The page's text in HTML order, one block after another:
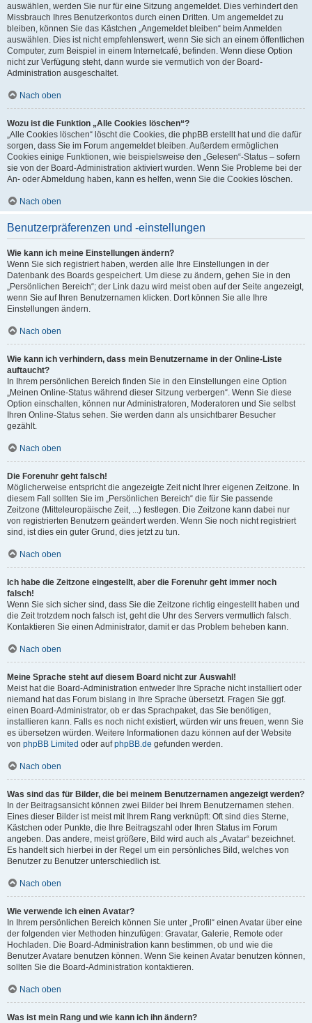
auswählen, werden Sie nur für eine Sitzung angemeldet. Dies verhindert den
Missbrauch Ihres Benutzerkontos durch einen Dritten. Um angemeldet zu
bleiben, können Sie das Kästchen „Angemeldet bleiben“ beim Anmelden
auswählen. Dies ist nicht empfehlenswert, wenn Sie sich an einem öffentlichen
Computer, zum Beispiel in einem Internetcafé, befinden. Wenn diese Option
nicht zur Verfügung steht, dann wurde sie vermutlich von der Board-
Administration ausgeschaltet.
Nach oben
Wozu ist die Funktion „Alle Cookies löschen“?
„Alle Cookies löschen“ löscht die Cookies, die phpBB erstellt hat und die dafür
sorgen, dass Sie im Forum angemeldet bleiben. Außerdem ermöglichen
Cookies einige Funktionen, wie beispielsweise den „Gelesen“-Status – sofern
sie von der Board-Administration aktiviert wurden. Wenn Sie Probleme bei der
An- oder Abmeldung haben, kann es helfen, wenn Sie die Cookies löschen.
Nach oben
Benutzerpräferenzen und -einstellungen
Wie kann ich meine Einstellungen ändern?
Wenn Sie sich registriert haben, werden alle Ihre Einstellungen in der
Datenbank des Boards gespeichert. Um diese zu ändern, gehen Sie in den
„Persönlichen Bereich“; der Link dazu wird meist oben auf der Seite angezeigt,
wenn Sie auf Ihren Benutzernamen klicken. Dort können Sie alle Ihre
Einstellungen ändern.
Nach oben
Wie kann ich verhindern, dass mein Benutzername in der Online-Liste
auftaucht?
In Ihrem persönlichen Bereich finden Sie in den Einstellungen eine Option
„Meinen Online-Status während dieser Sitzung verbergen“. Wenn Sie diese
Option einschalten, können nur Administratoren, Moderatoren und Sie selbst
Ihren Online-Status sehen. Sie werden dann als unsichtbarer Besucher
gezählt.
Nach oben
Die Forenuhr geht falsch!
Möglicherweise entspricht die angezeigte Zeit nicht Ihrer eigenen Zeitzone. In
diesem Fall sollten Sie im „Persönlichen Bereich“ die für Sie passende
Zeitzone (Mitteleuropäische Zeit, ...) festlegen. Die Zeitzone kann dabei nur
von registrierten Benutzern geändert werden. Wenn Sie noch nicht registriert
sind, ist dies ein guter Grund, dies jetzt zu tun.
Nach oben
Ich habe die Zeitzone eingestellt, aber die Forenuhr geht immer noch
falsch!
Wenn Sie sich sicher sind, dass Sie die Zeitzone richtig eingestellt haben und
die Zeit trotzdem noch falsch ist, geht die Uhr des Servers vermutlich falsch.
Kontaktieren Sie einen Administrator, damit er das Problem beheben kann.
Nach oben
Meine Sprache steht auf diesem Board nicht zur Auswahl!
Meist hat die Board-Administration entweder Ihre Sprache nicht installiert oder
niemand hat das Forum bislang in Ihre Sprache übersetzt. Fragen Sie ggf.
einen Board-Administrator, ob er das Sprachpaket, das Sie benötigen,
installieren kann. Falls es noch nicht existiert, würden wir uns freuen, wenn Sie
es übersetzen würden. Weitere Informationen dazu können auf der Website
von phpBB Limited oder aufphpBB.de gefunden werden.
Nach oben
Was sind das für Bilder, die bei meinem Benutzernamen angezeigt werden?
In der Beitragsansicht können zwei Bilder bei Ihrem Benutzernamen stehen.
Eines dieser Bilder ist meist mit Ihrem Rang verknüpft: Oft sind dies Sterne,
Kästchen oder Punkte, die Ihre Beitragszahl oder Ihren Status im Forum
angeben. Das andere, meist größere, Bild wird auch als „Avatar“ bezeichnet.
Es handelt sich hierbei in der Regel um ein persönliches Bild, welches von
Benutzer zu Benutzer unterschiedlich ist.
Nach oben
Wie verwende ich einen Avatar?
In Ihrem persönlichen Bereich können Sie unter „Profil“ einen Avatar über eine
der folgenden vier Methoden hinzufügen: Gravatar, Galerie, Remote oder
Hochladen. Die Board-Administration kann bestimmen, ob und wie die
Benutzer Avatare benutzen können. Wenn Sie keinen Avatar benutzen können,
sollten Sie die Board-Administration kontaktieren.
Nach oben
Was ist mein Rang und wie kann ich ihn ändern?